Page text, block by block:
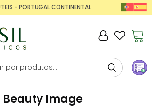
- PORTUGAL CONTINENTAL
Beauty Image